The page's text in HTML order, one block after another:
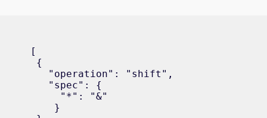
[
{
   "operation": "shift",
   "spec": {
     "*": "&"
    }